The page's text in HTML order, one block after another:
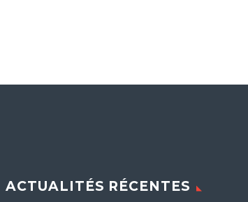
ACTUALITÉS RÉCENTES